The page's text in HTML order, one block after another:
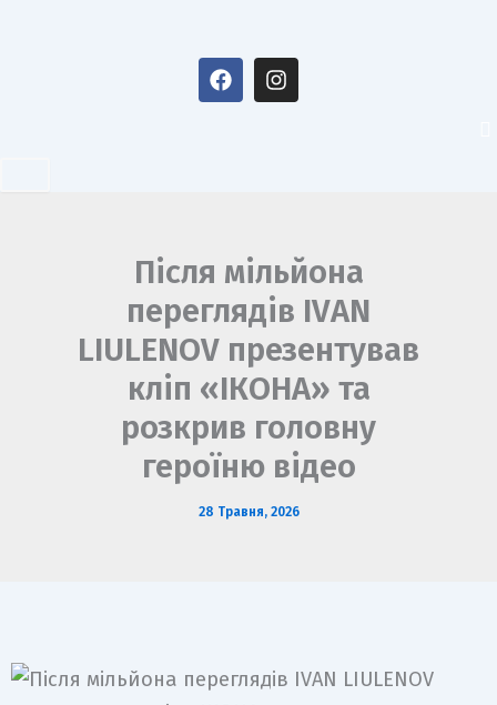
F
a
I
n
Після мільйона
переглядів IVAN
LIULENOV презентував
кліп «ІКОНА» та
розкрив головну
героїню відео
28 Травня, 2026